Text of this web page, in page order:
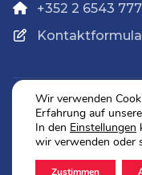
+352 2 6543 777
Wir verwenden
Erfahrung auf
In den Einstellungen
wir verwenden oder
Zustimmen